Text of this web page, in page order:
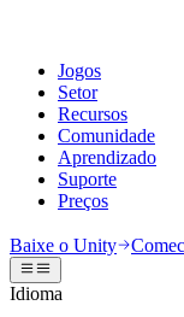
Jogos
Setor
Recursos
Comunidade
Aprendizado
Suporte
Preços
Engine do Unity
Crie jogos 2D e 3D
Colaboração 3D
Construa e revise
Documentação
Discussões
Unity Learn
Domine habilidades
Obter ajuda
Ajudando você a ter
Baixe o Unity
Idioma